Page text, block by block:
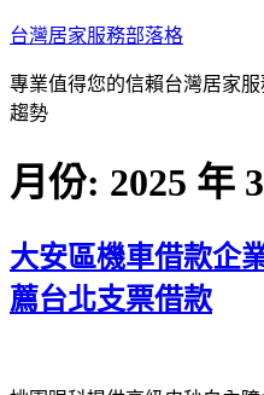
跳
主
要
容
台灣居家服務部落格
專業值得您的信賴台灣居家
趨勢
月份: 2025 年
大安區機車借款企
薦台北支票借款